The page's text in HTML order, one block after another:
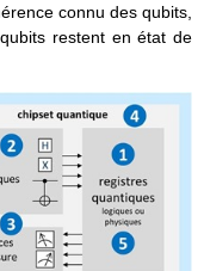
connu des qubits,
restent en état de